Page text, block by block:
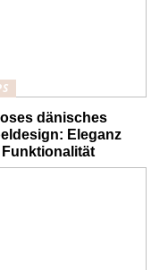
dänisches
Eleganz